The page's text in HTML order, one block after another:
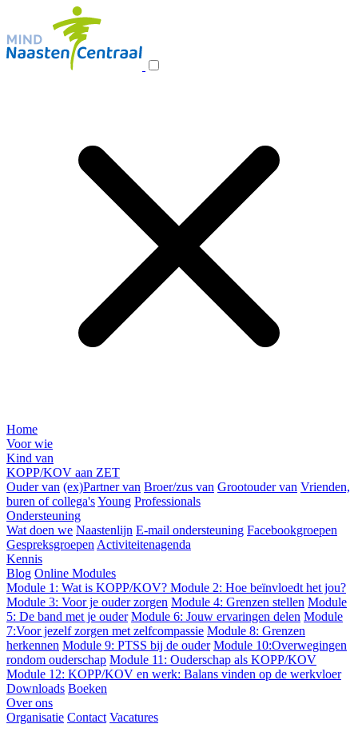
Home
Voor wie
Kind van
KOPP/KOV aan ZET
Ouder van (ex)Partner van Broer/zus van Grootouder van Vrienden,
buren of collega'sYoung Professionals
Ondersteuning
Wat doen we Naastenlijn E-mail ondersteuning Facebookgroepen
Gespreksgroepen Activiteitenagenda
Kennis
Blog Online Modules
Module 1: Wat is KOPP/KOV? Module 2: Hoe beïnvloedt het jou?
Module 3: Voor je ouder zorgen Module 4: Grenzen stellen Module
5: De band met je ouder Module 6: Jouw ervaringen delen Module
7:Voor jezelf zorgen met zelfcompassie Module 8: Grenzen
herkennen Module 9: PTSS bij de ouder Module 10:Overwegingen
rondom ouderschap Module 11: Ouderschap als KOPP/KOV
Module 12: KOPP/KOV en werk: Balans vinden op de werkvloer
Downloads Boeken
Over ons
Organisatie Contact Vacatures